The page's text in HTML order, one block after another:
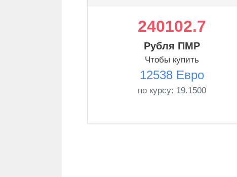
240102.7
Рубля ПМР
Чтобы купить
12538 Евро
по курсу: 19.1500